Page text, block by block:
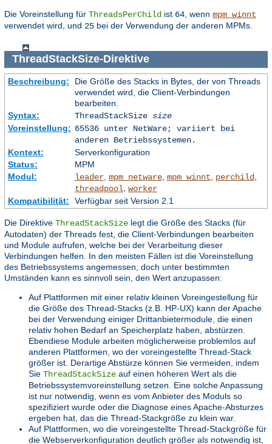
Die Voreinstellung für ThreadsPerChild ist 64 , wenn mpm_winnt
verwendet wird, und 25 bei der Verwendung der anderen MPMs.
ThreadStackSize-Direktive
Beschreibung:
Die Größe des Stacks in Bytes, der von Threads
verwendet wird, die Client-Verbindungen
bearbeiten.
Syntax:
ThreadStackSize size
Voreinstellung: 65536 unter NetWare; variiert bei
anderen Betriebssystemen.
Kontext:
Serverkonfiguration
Status:
MPM
Modul:
leader, mpm_netware, mpm_winnt perchild,
threadpool worker
Kompatibilität:
Verfügbar seit Version 2.1
Die Direktive ThreadStackSize legt die Größe des Stacks (für
Autodaten) der Threads fest, die Client-Verbindungen bearbeiten
und Module aufrufen, welche bei der Verarbeitung dieser
Verbindungen helfen. In den meisten Fällen ist die Voreinstellung
des Betriebssystems angemessen, doch unter bestimmten
Umständen kann es sinnvoll sein, den Wert anzupassen:
Auf Plattformen mit einer relativ kleinen Voreingestellung für
die Größe des Thread-Stacks (z.B. HP-UX) kann der Apache
bei der Verwendung einiger Drittanbietermodule, die einen
relativ hohen Bedarf an Speicherplatz haben, abstürzen.
Ebendiese Module arbeiten möglicherweise problemlos auf
anderen Plattformen, wo der voreingestellte Thread-Stack
größer ist. Derartige Abstürze können Sie vermeiden, indem
Sie ThreadStackSize auf einen höheren Wert als die
Betriebssystemvoreinstellung setzen. Eine solche Anpassung
ist nur notwendig, wenn es vom Anbieter des Moduls so
spezifiziert wurde oder die Diagnose eines Apache-Absturzes
ergeben hat, das die Thread-Stackgröße zu klein war.
Auf Plattformen, wo die voreingestellte Thread-Stackgröße für
die Webserverkonfiguration deutlich größer als notwendig ist,